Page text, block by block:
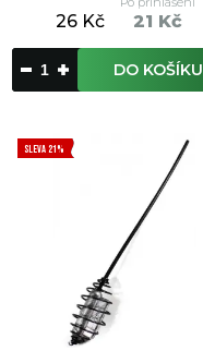
26 Kč 21 Kč
DO KOŠÍKU
SLEVA 21%